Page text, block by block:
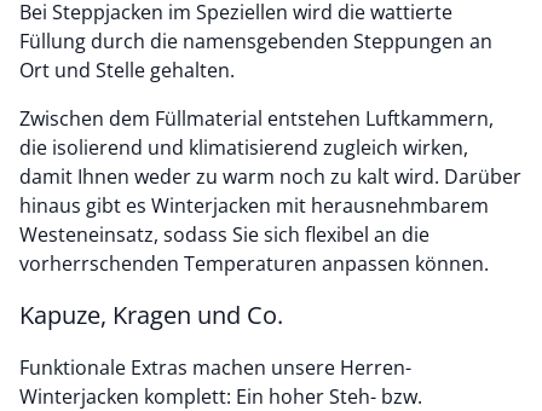
Bei Steppjacken im Speziellen wird die wattierte
Füllung durch die namensgebenden Steppungen an
Ort und Stelle gehalten.
Zwischen dem Füllmaterial entstehen Luftkammern,
die isolierend und klimatisierend zugleich wirken,
damit Ihnen weder zu warm noch zu kalt wird. Darüber
hinaus gibt es Winterjacken mit herausnehmbarem
Westeneinsatz, sodass Sie sich flexibel an die
vorherrschenden Temperaturen anpassen können.
Kapuze, Kragen und Co.
Funktionale Extras machen unsere Herren-
Winterjacken komplett: Ein hoher Steh- bzw.